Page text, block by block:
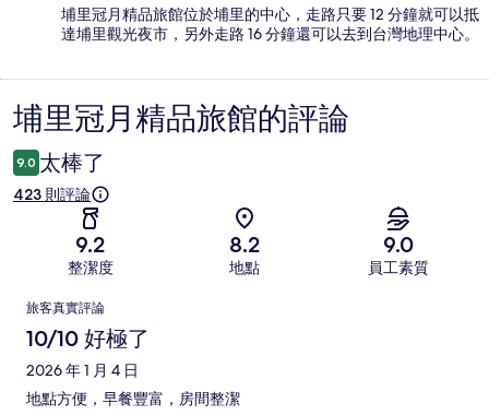
埔里冠月精品旅館位於埔里的中心，走路只要 12 分鐘就可以抵
達埔里觀光夜市，另外走路 16 分鐘還可以去到台灣地理中心。
評
論
埔里冠月精品旅館的評論
9.0 太棒了
423 則評論
9.2
整潔度
8.2
地點
9.0
員工素質
評
論
旅客真實評論
10/10 好極了
2026 年 1 月 4 日
地點方便，早餐豐富，房間整潔